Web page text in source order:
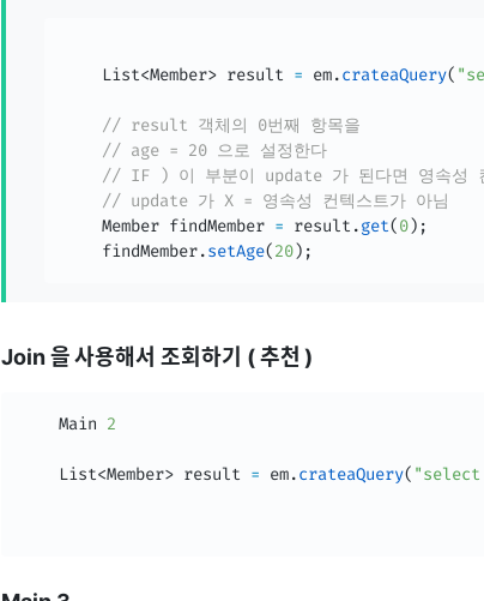
List<Member> result = em.crateaQuery(
// result 객체의 0번째 항목을
// age = 20 으로 설정한다
// IF ) 이 부분이 update 가 된다면 영속성
// update 가 X = 영속성 컨텍스트가 아님
Member findMember = result .get(0) ;
    findMember
.setAge(20) ;
Join 을 사용해서 조회하기 ( 추천 )
Main 2
List<Member> result = em.crateaQuery( "select